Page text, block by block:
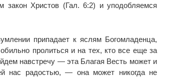
Христов (Гал. 6:2) и уподобляемся
припадает к яслям Богомладенца,
пролиться и на тех, кто все еще за
навстречу — эта Благая Весть может и
нас радостью, — она может никогда не